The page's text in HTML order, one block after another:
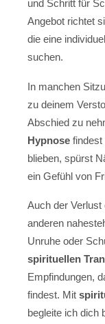
und Schritt für
Angebot richtet
die eine
suchen.
In manchen
zu deinem
Abschied zu
Hypnose findest
blieben, spürst
ein Gefühl von
Auch der
anderen
Unruhe oder
spirituellen
Empfindungen,
findest. Mit
begleite ich dich